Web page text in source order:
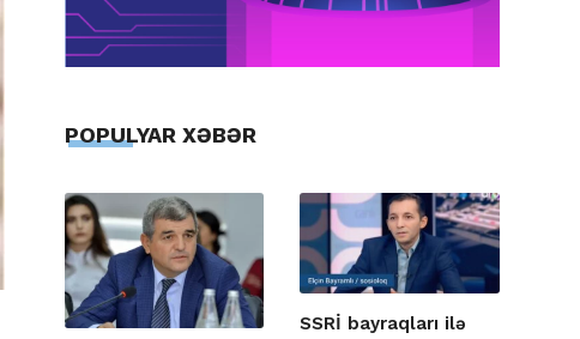
POPULYAR XƏBƏR
SSRİ bayraqları ilə